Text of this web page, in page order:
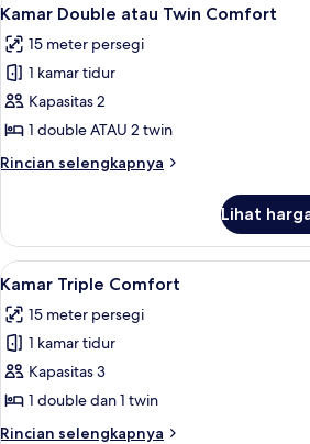
semua
foto
untuk
Kamar
Double
atau
Twin
5
Kamar Double atau Twin Comfort
15 meter persegi
1 kamar tidur
Kapasitas 2
1 double ATAU 2 twin
Rincian selengkapnya
Rincian
Kamar
Double
atau
Comfort
Lihat
Lihat
semua
foto
untuk
Kamar
Triple
Comfort
Minibar,
4
Kamar Triple Comfort
15 meter persegi
1 kamar tidur
Kapasitas 3
1 double dan 1 twin
Rincian selengkapnya
Rincian